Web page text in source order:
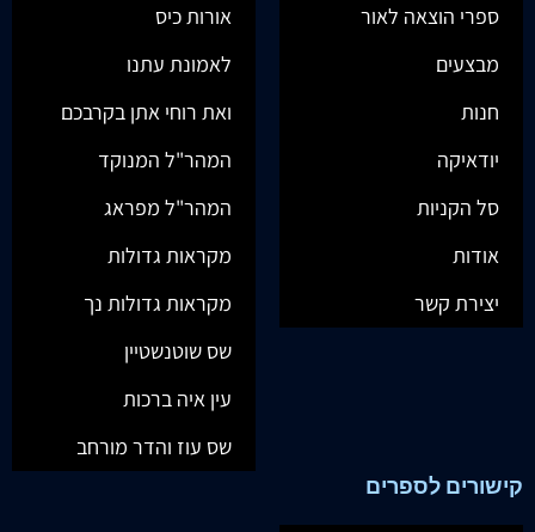
ספרי הוצאה לאור
מבצעים
חנות
יודאיקה
סל הקניות
אודות
יצירת קשר
אורות כיס
לאמונת עתנו
ואת רוחי אתן בקרבכם
המהר"ל המנוקד
המהר"ל מפראג
מקראות גדולות
מקראות גדולות נך
שס שוטנשטיין
עין איה ברכות
שס עוז והדר מורחב
קישורים לספרים